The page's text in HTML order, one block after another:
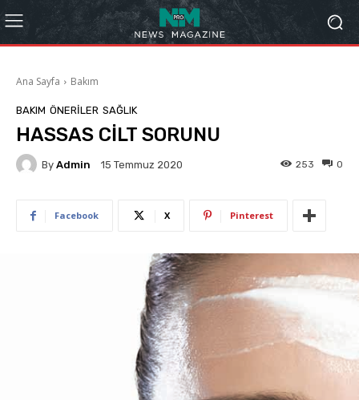
Ana Sayfa Bakım
BAKIM ÖNERILER SAĞLIK
HASSAS CİLT SORUNU
By Admin 15 Temmuz 2020 0
253
Facebook X Pinterest